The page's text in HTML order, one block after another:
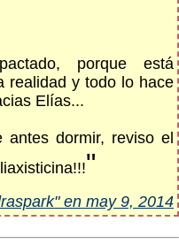
porque está
realidad y todo lo hace
Elías...
dormir, reviso el
"
en may 9, 2014